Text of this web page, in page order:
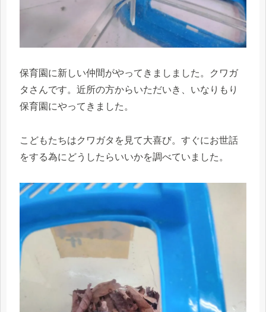
保育園に新しい仲間がやってきましました。クワガ
タさんです。近所の方からいただいき、いなりもり
保育園にやってきました。
こどもたちはクワガタを見て大喜び。すぐにお世話
をする為にどうしたらいいかを調べていました。